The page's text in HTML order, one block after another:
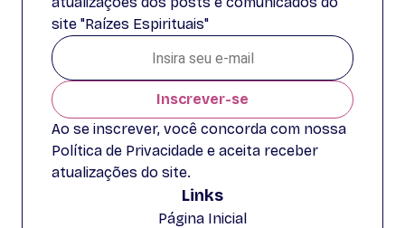
site "Raízes Espirituais"
Inscrever-se
Ao se inscrever, você concorda com nossa
Política de Privacidade e aceita receber
atualizações do site.
Links
Página Inicial